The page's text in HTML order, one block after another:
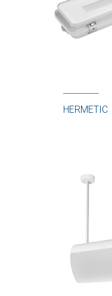
HERMETIC